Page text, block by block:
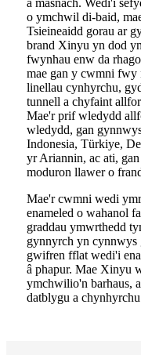
o ymchwil di-baid,
Tsieineaidd gorau ar
brand Xinyu yn dod
fwynhau enw da
mae gan y cwmni fwy
linellau cynhyrchu,
tunnell a chyfaint
Mae'r prif wledydd
wledydd, gan
Indonesia, Türkiye,
yr Ariannin, ac ati,
moduron llawer o
Mae'r cwmni wedi
enameled o wahanol
graddau ymwrthedd
gynnyrch yn
gwifren fflat wedi'i
â phapur. Mae Xinyu
ymchwilio'n barhaus,
datblygu a